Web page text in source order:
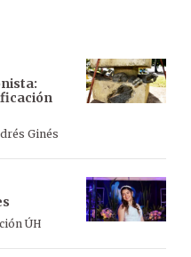
Ginés
ÚH